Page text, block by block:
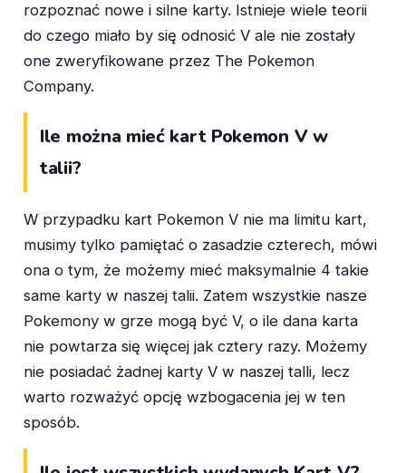
rozpoznać nowe i silne karty. Istnieje wiele teorii
do czego miało by się odnosić V ale nie zostały
one zweryfikowane przez The Pokemon
Company.
Ile można mieć kart Pokemon V w
talii?
W przypadku kart Pokemon V nie ma limitu kart,
musimy tylko pamiętać o zasadzie czterech, mówi
ona o tym, że możemy mieć maksymalnie 4 takie
same karty w naszej talii. Zatem wszystkie nasze
Pokemony w grze mogą być V, o ile dana karta
nie powtarza się więcej jak cztery razy. Możemy
nie posiadać żadnej karty V w naszej talli, lecz
warto rozważyć opcję wzbogacenia jej w ten
sposób.